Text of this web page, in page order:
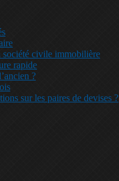
société civile immobilière
rapide
?
sur les paires de devises ?